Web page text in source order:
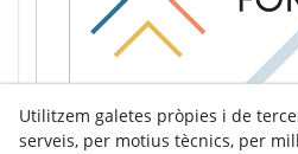
Utilitzem galetes pròpies i de
serveis, per motius tècnics, per